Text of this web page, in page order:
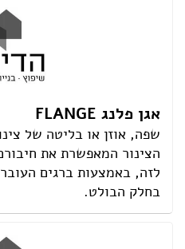
אגן פלנג FLANGE
שפה, אוזן או בליטה של
הצינור המאפשרת את
לזה, באמצעות ברגים
בחלק הבולט.